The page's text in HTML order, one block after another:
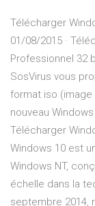
Télécharger
01/08/2015 ·
Professionnel 32
SosVirus vous
format iso
nouveau
Télécharger
Windows 10 est
Windows NT,
échelle dans la
septembre 2014,